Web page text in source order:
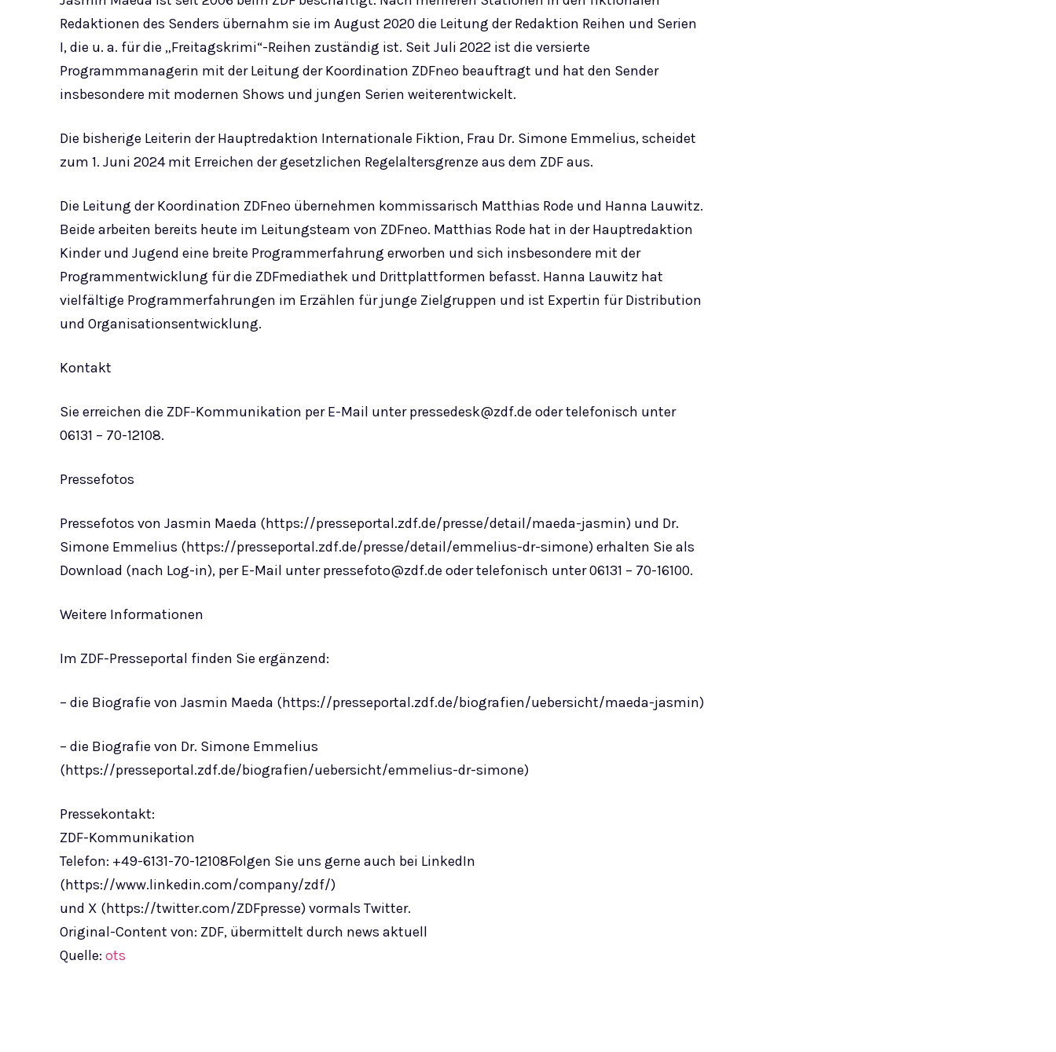
Redaktionen des Senders übernahm sie im August 2020 die Leitung der Redaktion Reihen und Serien
I, die u. a. für die „Freitagskrimi“-Reihen zuständig ist. Seit Juli 2022 ist die versierte
Programmmanagerin mit der Leitung der Koordination ZDFneo beauftragt und hat den Sender
insbesondere mit modernen Shows und jungen Serien weiterentwickelt.
Die bisherige Leiterin der Hauptredaktion Internationale Fiktion, Frau Dr. Simone Emmelius, scheidet
zum 1. Juni 2024 mit Erreichen der gesetzlichen Regelaltersgrenze aus dem ZDF aus.
Die Leitung der Koordination ZDFneo übernehmen kommissarisch Matthias Rode und Hanna Lauwitz.
Beide arbeiten bereits heute im Leitungsteam von ZDFneo. Matthias Rode hat in der Hauptredaktion
Kinder und Jugend eine breite Programmerfahrung erworben und sich insbesondere mit der
Programmentwicklung für die ZDFmediathek und Drittplattformen befasst. Hanna Lauwitz hat
vielfältige Programmerfahrungen im Erzählen für junge Zielgruppen und ist Expertin für Distribution
und Organisationsentwicklung.
Kontakt
Sie erreichen die ZDF-Kommunikation per E-Mail unterpressedesk@zdf.de oder telefonisch unter
06131 – 70-12108.
Pressefotos
Pressefotos von Jasmin Maeda (https://presseportal.zdf.de/presse/detail/maeda-jasmin) und Dr.
Simone Emmelius (https://presseportal.zdf.de/presse/detail/emmelius-dr-simone) erhalten Sie als
Download (nach Log-in), per E-Mail unterpressefoto@zdf.de oder telefonisch unter 06131 – 70-16100.
Weitere Informationen
Im ZDF-Presseportal finden Sie ergänzend:
– die Biografie von Jasmin Maeda (https://presseportal.zdf.de/biografien/uebersicht/maeda-jasmin)
– die Biografie von Dr. Simone Emmelius
(https://presseportal.zdf.de/biografien/uebersicht/emmelius-dr-simone)
Pressekontakt:
ZDF-Kommunikation
Telefon: +49-6131-70-12108Folgen Sie uns gerne auch bei LinkedIn
(https://www.linkedin.com/company/zdf/)
und X (https://twitter.com/ZDFpresse) vormals Twitter.
Original-Content von: ZDF, übermittelt durch news aktuell
Quelle: ots